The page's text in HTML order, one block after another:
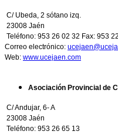
C/ Ubeda, 2 sótano izq.
23008 Jaén
Teléfono: 953 26 02 32 Fax: 953
Correo electrónico:
Web: www.ucejaen.com
Asociación Provincial de
C/ Andujar, 6- A
23008 Jaén
Teléfono: 953 26 65 13